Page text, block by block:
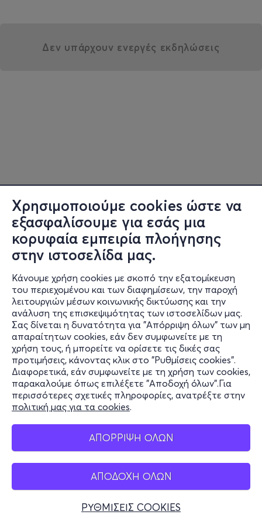
Χρησιμοποιούμε cookies ώστε να
εξασφαλίσουμε για εσάς μια
κορυφαία εμπειρία πλοήγησης
στην ιστοσελίδα μας.
Κάνουμε χρήση cookies με σκοπό την εξατομίκευση
του περιεχομένου και των διαφημίσεων, την παροχή
λειτουργιών μέσων κοινωνικής δικτύωσης και την
ανάλυση της επισκεψιμότητας των ιστοσελίδων μας.
Σας δίνεται η δυνατότητα για "Απόρριψη όλων" των μη
απαραίτητων cookies, εάν δεν συμφωνείτε με τη
χρήση τους, ή μπορείτε να ορίσετε τις δικές σας
προτιμήσεις, κάνοντας κλικ στο "Ρυθμίσεις cookies".
Διαφορετικά, εάν συμφωνείτε με τη χρήση των cookies,
παρακαλούμε όπως επιλέξετε "Αποδοχή όλων".Για
περισσότερες σχετικές πληροφορίες, ανατρέξτε στην
πολιτική μας για τα cookies.
ΑΠΟΡΡΙΨΗ ΟΛΩΝ
ΑΠΟΔΟΧΗ ΟΛΩΝ
ΡΥΘΜΙΣΕΙΣ COOKIES
Δεν υπάρχουν ενεργές εκδηλώσεις